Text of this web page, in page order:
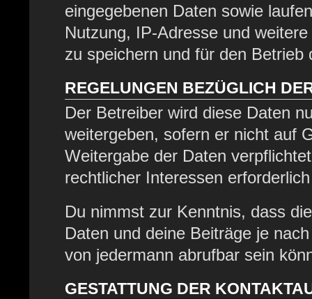
eingegebenen Daten sowie
Nutzung, IP-Adresse und
zu speichern und für den Betrieb
REGELUNGEN BEZÜGLICH
Der Betreiber wird diese Daten
weitergeben, sofern er nicht auf
Weitergabe der Daten
rechtlicher Interessen
Du nimmst zur Kenntnis, dass
Daten und deine Beiträge je
von jedermann abrufbar sein
GESTATTUNG DER